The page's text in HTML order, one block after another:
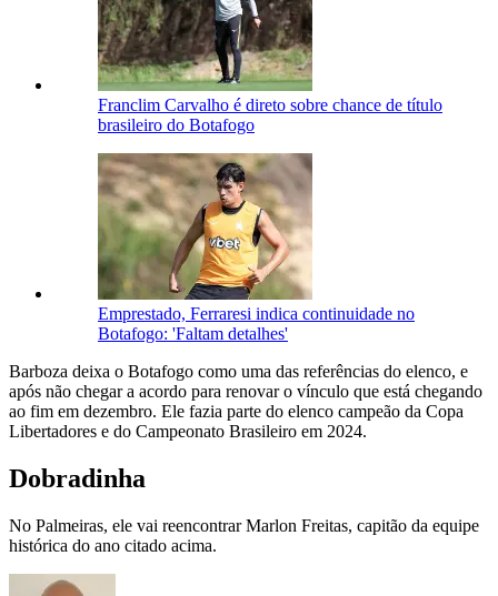
Franclim Carvalho é direto sobre chance de título
brasileiro do Botafogo
Emprestado, Ferraresi indica continuidade no
Botafogo: 'Faltam detalhes'
Barboza deixa o Botafogo como uma das referências do elenco, e
após não chegar a acordo para renovar o vínculo que está chegando
ao fim em dezembro. Ele fazia parte do elenco campeão da Copa
Libertadores e do Campeonato Brasileiro em 2024.
Dobradinha
No Palmeiras, ele vai reencontrar Marlon Freitas, capitão da equipe
histórica do ano citado acima.